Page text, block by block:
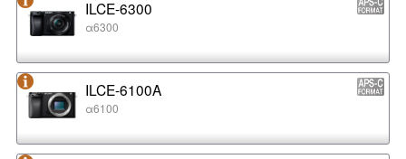
ILCE-6300
α6300
ILCE-6100A
α6100